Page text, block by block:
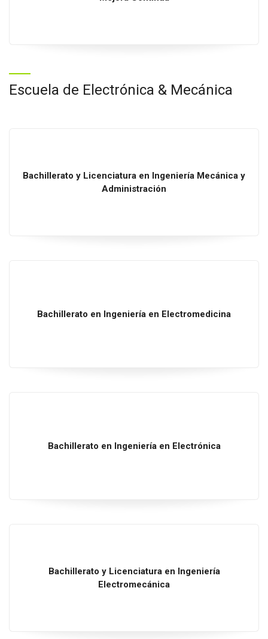
Escuela de Electrónica & Mecánica
Bachillerato y Licenciatura en Ingeniería Mecánica y
Administración
Bachillerato en Ingeniería en Electromedicina
Bachillerato en Ingeniería en Electrónica
Bachillerato yLicenciatura en Ingeniería
Electromecánica